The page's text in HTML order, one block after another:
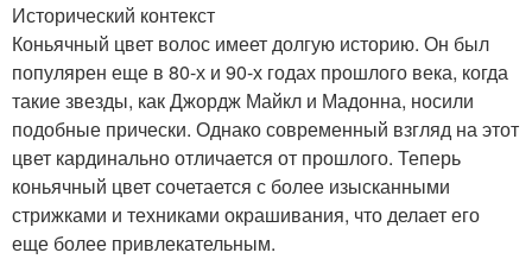
Исторический контекст
Коньячный цвет волос имеет долгую историю. Он был
популярен еще в 80-х и 90-х годах прошлого века, когда
такие звезды, как Джордж Майкл и Мадонна, носили
подобные прически. Однако современный взгляд на этот
цвет кардинально отличается от прошлого. Теперь
коньячный цвет сочетается с более изысканными
стрижками и техниками окрашивания, что делает его
еще более привлекательным.